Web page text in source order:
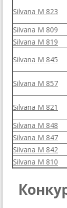
Silvana M 823
Silvana M 809
Silvana M 819
Silvana M 845
Silvana M 857
Silvana M 821
Silvana M 848
Silvana M 847
Silvana M 842
Silvana M 810